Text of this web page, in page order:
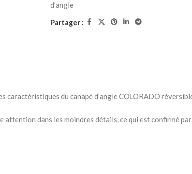
d'angle
Partager :
du canapé d’angle COLORADO
dans les moindres détails, ce qui est confirmé